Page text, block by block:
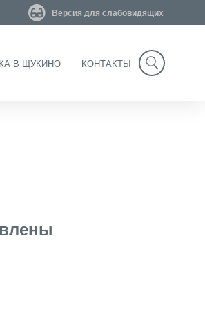
Версия для слабовидящих
В ЩУКИНО КОНТАКТЫ
Search